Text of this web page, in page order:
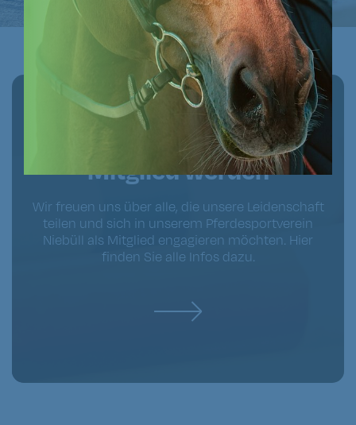
Hereingaloppiert!
Mitglied werden
Wir freuen uns über alle, die unsere Leidenschaft
teilen und sich in unserem Pferdesportverein
Niebüll als Mitglied engagieren möchten. Hier
finden Sie alle Infos dazu.